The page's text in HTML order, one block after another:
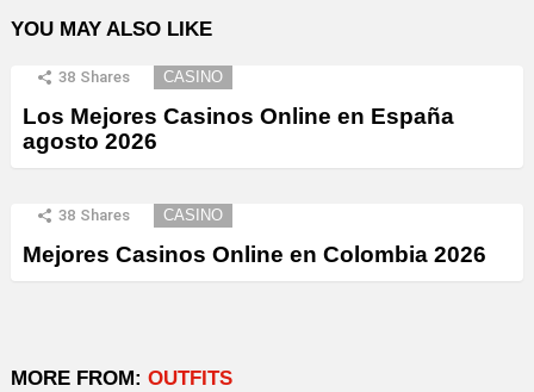
YOU MAY ALSO LIKE
38 Shares CASINO
Los Mejores Casinos Online en España
agosto 2026
38 Shares CASINO
Mejores Casinos Online en Colombia 2026
MORE FROM: OUTFITS